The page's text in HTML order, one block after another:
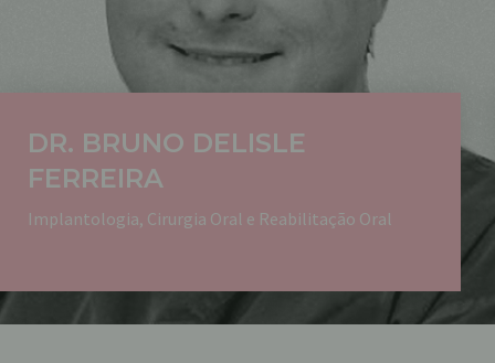
DR. BRUNO DELISLE
FERREIRA
Implantologia, Cirurgia Oral e Reabilitação Oral